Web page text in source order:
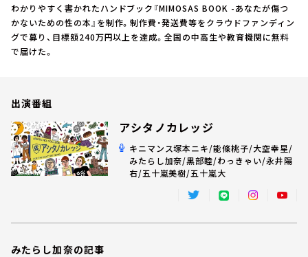
わかりやすく書かれたハンドブック『MIMOSAS BOOK -あなたが傷つ
かないための性の本』を制作。制作費・発送費等をクラウドファンディン
グで募り、目標額240万円以上を達成。全国の中高生や教育機関に無料
で届けた。
出演番組
アシタノカレッジ
キニマンス塚本ニキ/能條桃子/大空幸星/
みたらし加奈/黒部睦/わっきゃい/永井陽
右/五十嵐美樹/五十嵐大
みたらし加奈の記事